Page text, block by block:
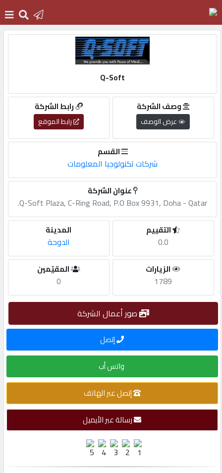
التسجيل
أضف
اعلانك
الاحصائيات
الأقسام
شركات
إبحث
إتصل
Q-Soft
رابط الشركة
رابط الموقع
وصف الشركة
عرض الوصف
القسم
شركات تكنولوجيا المعلومات
عنوان الشركة
Q-Soft Plaza, C-Ring Road, P.O Box 9931, Doha - Qatar.
المدينة
الدوحة
التقييم
0.0
المقيّمين
0
الزيارات
1789
صور أعمال الشركة
إتصل
واتس أب
إتصل عبر الهاتف
رسالة عبر الأيميل